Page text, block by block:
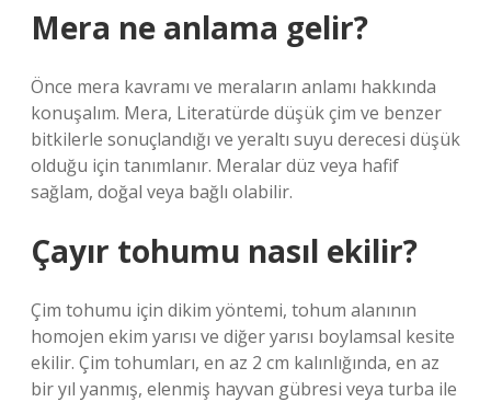
Mera ne anlama gelir?
Önce mera kavramı ve meraların anlamı hakkında
konuşalım. Mera, Literatürde düşük çim ve benzer
bitkilerle sonuçlandığı ve yeraltı suyu derecesi düşük
olduğu için tanımlanır. Meralar düz veya hafif
sağlam, doğal veya bağlı olabilir.
Çayır tohumu nasıl ekilir?
Çim tohumu için dikim yöntemi, tohum alanının
homojen ekim yarısı ve diğer yarısı boylamsal kesite
ekilir. Çim tohumları, en az 2 cm kalınlığında, en az
bir yıl yanmış, elenmiş hayvan gübresi veya turba ile